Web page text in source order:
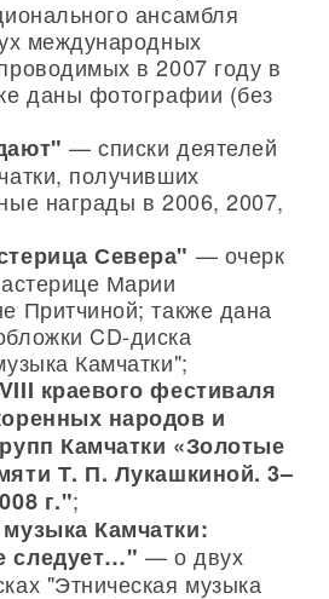
ансамбля
международных
в 2007 году в
даны фотографии (без
— списки деятелей
получивших
награды в 2006, 2007,
Севера" — очерк
Марии
Притчиной; также дана
CD-диска
Камчатки";
краевого фестиваля
народов и
Камчатки «Золотые
Т. П. Лукашкиной. 3–
г.";
Камчатки:
следует…" — о двух
"Этническая музыка